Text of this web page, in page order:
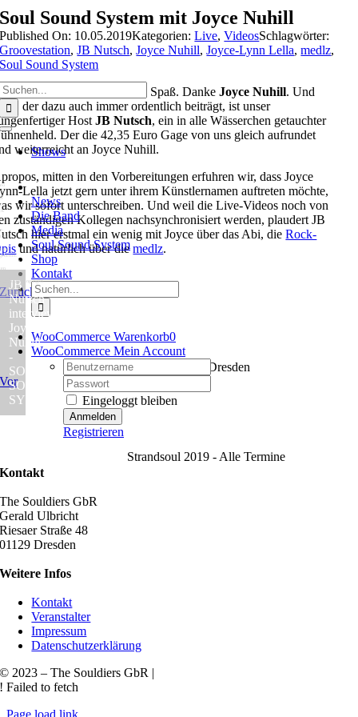
Zum
Inhalt
springen
Toggle
Navigation
Shows
News
Die Band
Media
Soul Sound System
Shop
Kontakt
Suche
nach:
WooCommerce Warenkorb0
WooCommerce Mein Account
Username:
Password:
Eingeloggt bleiben
Registrieren
Soul Sound System mit Joyce Nuhill
Published On: 10.05.2019Kategorien:Live,VideosSchlagwörter:
Groovestation,JB Nutsch,Joyce Nuhill,Joyce-Lynn Lella,medlz,
Soul Sound System
kann es sehen. Wir hatten Spaß. DankeJoyce Nuhill. Und
der dazu auch immer ordentlich beiträgt, ist unser
HostJB Nutsch, ein in alle Wässerchen getauchter
Der die 42,35 Euro Gage von uns gleich aufrundet
weiterreicht an Joyce Nuhill.
mitten in den Vorbereitungen erfuhren wir, dass Joyce
Lella jetzt gern unter ihrem Künstlernamen auftreten möchte,
wir sofort unterschreiben. Und weil die Live-Videos noch von
zuständigen Kollegen nachsynchronisiert werden, plaudert JB
hier erstmal ein wenig mit Joyce über das Abi, dieRock-
und natürlich über diemedlz.
JB
Nutsch
interviewt
Joyce
Nuhill
-
SOUL
SOUND
SYSTEM
Zurück
Dresden - Meißen - Dresden
Vor
Strandsoul 2019 - Alle Termine
Kontakt
The Souldiers GbR
Gerald Ulbricht
Riesaer Straße 48
01129 Dresden
Weitere Infos
Kontakt
Veranstalter
Impressum
Datenschutzerklärung
© 2023 – The Souldiers GbR |
! Failed to fetch
Page load link